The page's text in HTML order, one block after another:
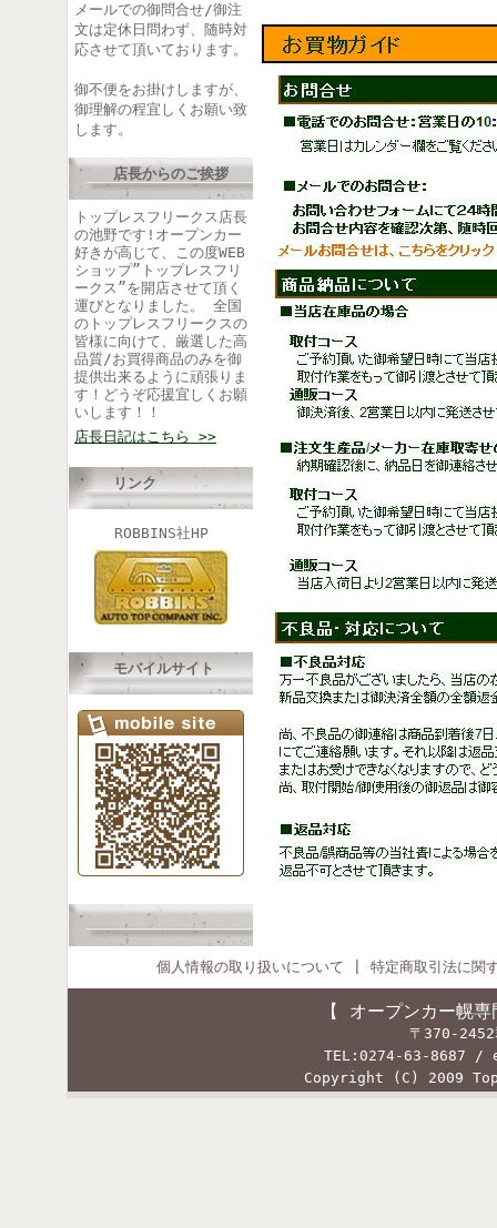
メールでの御問合せ/御注
文は定休日問わず、随時対
応させて頂いております。
御不便をお掛けしますが、
御理解の程宜しくお願い致
します。
店長からのご挨拶
トップレスフリークス店長
の池野です!オープンカー
好きが高じて、この度WEB
ショップ”トップレスフリ
ークス”を開店させて頂く
運びとなりました。 全国
のトップレスフリークスの
皆様に向けて、厳選した高
品質/お買得商品のみを御
提供出来るように頑張りま
す！どうぞ応援宜しくお願
いします！！
店長日記はこちら >>
リンク
ROBBINS社HP
モバイルサイト
個人情報の取り扱いについて 特定商取引法に関
【 オープンカー幌
〒370-2452
TEL:0274-63-8687 /
Copyright (C) 2009